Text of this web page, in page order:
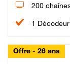
200
1
Offre - 26 ans